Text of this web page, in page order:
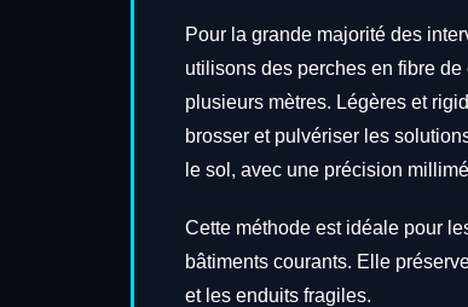
Pour la grande majorité des
utilisons des perches en fibre
plusieurs mètres. Légères et
brosser et pulvériser les
le sol, avec une précision
Cette méthode est idéale pour
bâtiments courants. Elle
et les enduits fragiles.